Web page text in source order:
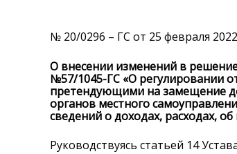
№ 20/0296 – ГС от 25 февраля
О внесении изменений в
№57/1045-ГС «О регулировании
претендующими на замещение
органов местного
сведений о доходах, расходах,
Руководствуясь статьей 14